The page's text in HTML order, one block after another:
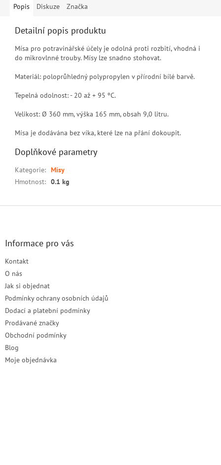
Popis Diskuze Značka
Detailní popis produktu
Mísa pro potravinářské účely je odolná proti rozbití, vhodná i
do mikrovlnné trouby. Mísy lze snadno stohovat.
Materiál: poloprůhledný polypropylen v přírodní bílé barvě.
Tepelná odolnost: - 20 až + 95 ºC.
Velikost: Ø 360 mm, výška 165 mm, obsah 9,0 litru.
Mísa je dodávána bez víka, které lze na přání dokoupit.
Doplňkové parametry
Kategorie: Mísy
Hmotnost: 0.1 kg
Z
Informace pro vás
Kontakt
O nás
Jak si objednat
Podmínky ochrany osobních údajů
Dodací a platební podmínky
Prodávané značky
Obchodní podmínky
Blog
Moje objednávka